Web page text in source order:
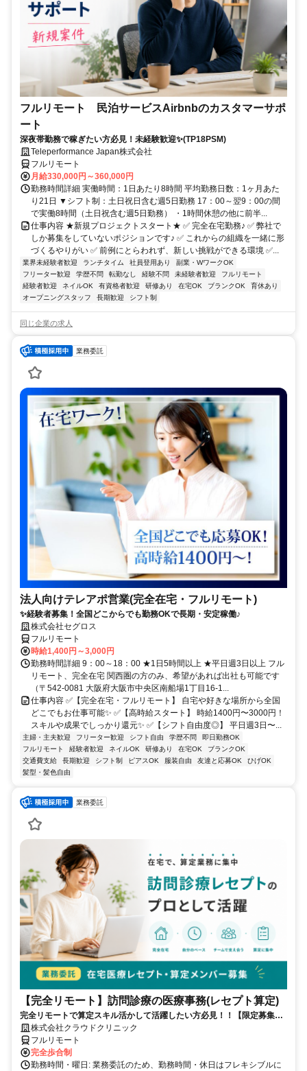
フルリモート 民泊サービスAirbnbのカスタマーサポ
ート
深夜帯勤務で稼ぎたい方必見！未経験歓迎✨(TP18PSM)
Teleperformance Japan株式会社
フルリモート
月給330,000円～360,000円
勤務時間詳細 実働時間：1日あたり8時間 平均勤務日数：1ヶ月あた
り21日 ▼シフト制：土日祝日含む週5日勤務 17：00～翌9：00の間
で実働8時間（土日祝含む週5日勤務） ・1時間休憩の他に前半...
仕事内容 ★新規プロジェクトスタート★ ✅ 完全在宅勤務♪ ✅ 弊社で
しか募集をしていないポジションです♪ ✅ これからの組織を一緒に形
づくるやりがい ✅ 前例にとらわれず、新しい挑戦ができる環境 ✅...
業界未経験者歓迎 ランチタイム 社員登用あり
副業・WワークOK
フリーター歓迎
学歴不問 転勤なし 経験不問 未経験者歓迎
フルリモート
経験者歓迎
ネイルOK 有資格者歓迎 研修あり 在宅OK ブランクOK
育休あり
オープニングスタッフ
長期歓迎 シフト制
同じ企業の求人
業務委託
法人向けテレアポ営業(完全在宅・フルリモート)
✨経験者募集！全国どこからでも勤務OKで長期・安定稼働♪
株式会社セグロス
フルリモート
時給1,400円～3,000円
勤務時間詳細 9：00～18：00 ★1日5時間以上 ★平日週3日以上 フル
リモート、完全在宅 関西圏の方のみ、希望があれば出社も可能です
（〒542-0081 大阪府大阪市中央区南船場1丁目16-1...
仕事内容 ✅【完全在宅・フルリモート】 自宅や好きな場所から全国
どこでもお仕事可能✨ ✅【高時給スタート】 時給1400円〜3000円！
スキルや成果でしっかり還元✨ ✅【シフト自由度◎】 平日週3日〜...
主婦・主夫歓迎 フリーター歓迎 シフト自由 学歴不問
即日勤務OK
フルリモート
経験者歓迎 ネイルOK 研修あり 在宅OK
ブランクOK
交通費支給
長期歓迎 シフト制 ピアスOK 服装自由 友達と応募OK
ひげOK
髪型・髪色自由
業務委託
【完全リモート】訪問診療の医療事務(レセプト算定)
完全リモートで算定スキル活かして活躍したい方必見！！【限定募集】
完全リモート｜在宅医療レセプト算定（成果報酬型／業務委託）
株式会社クラウドクリニック
フルリモート
完全歩合制
勤務時間・曜日: 業務委託のため、勤務時間・休日はフレキシブルに